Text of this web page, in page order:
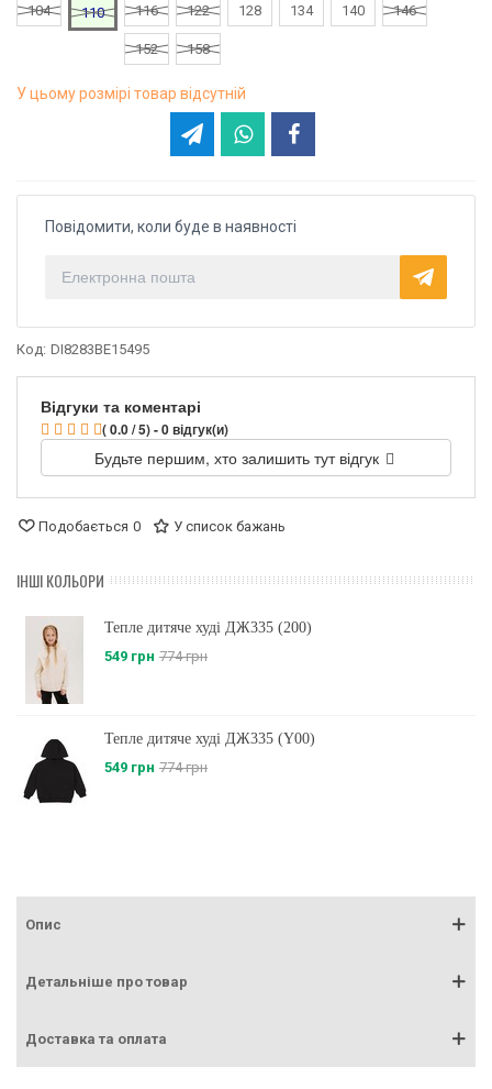
104
110 116 122 128 134 140 146
152 158
У цьому розмірі товар відсутній
Повідомити, коли буде в наявності
Код: DI8283BE15495
Відгуки та коментарі
( 0.0 / 5) - 0 відгук(и)
Будьте першим, хто залишить тут відгук
Подобається 0 У список бажань
ІНШІ КОЛЬОРИ
Тепле дитяче худі ДЖ335 (200)
549 грн 774 грн
Тепле дитяче худі ДЖ335 (Y00)
549 грн 774 грн
Опис
Детальніше про товар
Доставка та оплата